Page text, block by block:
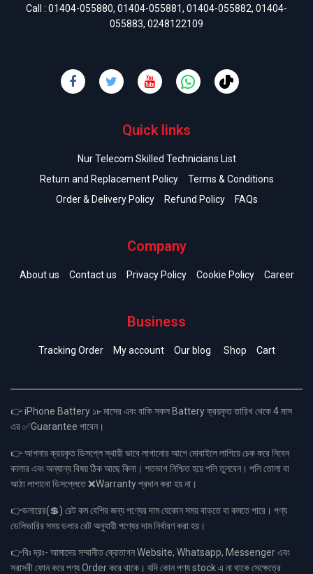
Call : 01404-055880, 01404-055881, 01404-055882, 01404-
055883, 0248122109
Quick links
Nur Telecom Skilled Technicians List
Return and Replacement Policy
Terms & Conditions
Order & Delivery Policy
Refund Policy FAQs
Company
About us Contact us Privacy Policy Cookie Policy Career
Business
Tracking Order My account Our blog Shop Cart
👉 iPhone Battery ১৮ মাসের এবং বাকি সকল Battery ক্রয়কৃত তারিখ থেকে 4 মাস
এর ✅Guarantee পাবেন।
👉 আপনার ক্রয়কৃত ডিসপ্লে স্থায়ী ভাবে লাগানোর আগে মোবাইলে লাগিয়ে চেক করে নিবেন
কালার এবং অন্যান্য বিষয় ঠিক আছে কিনা। শতভাগ নিশ্চিত হয়ে পলি তুলবেন। পলি তোলা বা
আঠা লাগানো ডিসপ্লেতে ❌Warranty প্রদান করা হয় না।
👉ডলারের(💲) রেট কম বেশির জন্য পণ্যের দাম যেকোন সময় বাড়তে বা কমতে পারে। পণ্য
ডেলিভারির সময় ডলার রেট অনুযায়ী পণ্যের দাম নির্ধারণ করা হয়।
👉বিঃ দ্রঃ- আমাদের সম্মানীত ক্রেতাগন Website, Whatsapp, Messenger এবং
সরাসরী ফোন করে পণ্য Order করে থাকে। যদি কোন পণ্য stock এ না থাকে সেক্ষেত্রে